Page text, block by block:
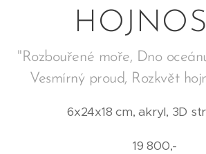
"Rozbouřené moře, Dno
Vesmírný proud, Rozkvět
6x24x18 cm, akryl, 3D
19 800,-